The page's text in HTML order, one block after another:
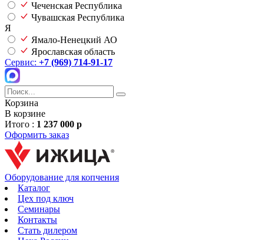
Чеченская Республика
Чувашская Республика
Я
Ямало-Ненецкий АО
Ярославская область
Сервис: +7 (969) 714-91-17
Корзина
В корзине
Итого : 1 237 000 р
Оформить заказ
Оборудование для копчения
Каталог
Цех под ключ
Семинары
Контакты
Стать дилером